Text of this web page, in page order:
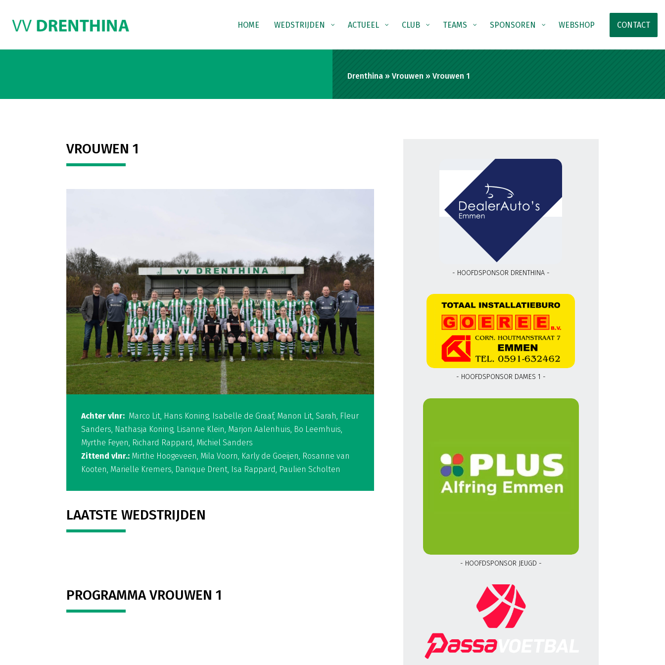
HOME WEDSTRIJDEN ACTUEEL CLUB TEAMS SPONSOREN WEBSHOP CONTACT
Drenthina » Vrouwen » Vrouwen 1
VROUWEN 1
Achter vlnr: Marco Lit, Hans Koning, Isabelle de Graaf, Manon Lit, Sarah, Fleur
Sanders, Nathasja Koning, Lisanne Klein, Marjon Aalenhuis, Bo Leemhuis,
Myrthe Feyen, Richard Rappard, Michiel Sanders
Zittend vlnr.: Mirthe Hoogeveen, Mila Voorn, Karly de Goeijen, Rosanne van
Kooten, Marielle Kremers, Danique Drent, Isa Rappard, Paulien Scholten
LAATSTE WEDSTRIJDEN
PROGRAMMA VROUWEN 1
- HOOFDSPONSOR DRENTHINA -
- HOOFDSPONSOR DAMES 1 -
- HOOFDSPONSOR JEUGD -